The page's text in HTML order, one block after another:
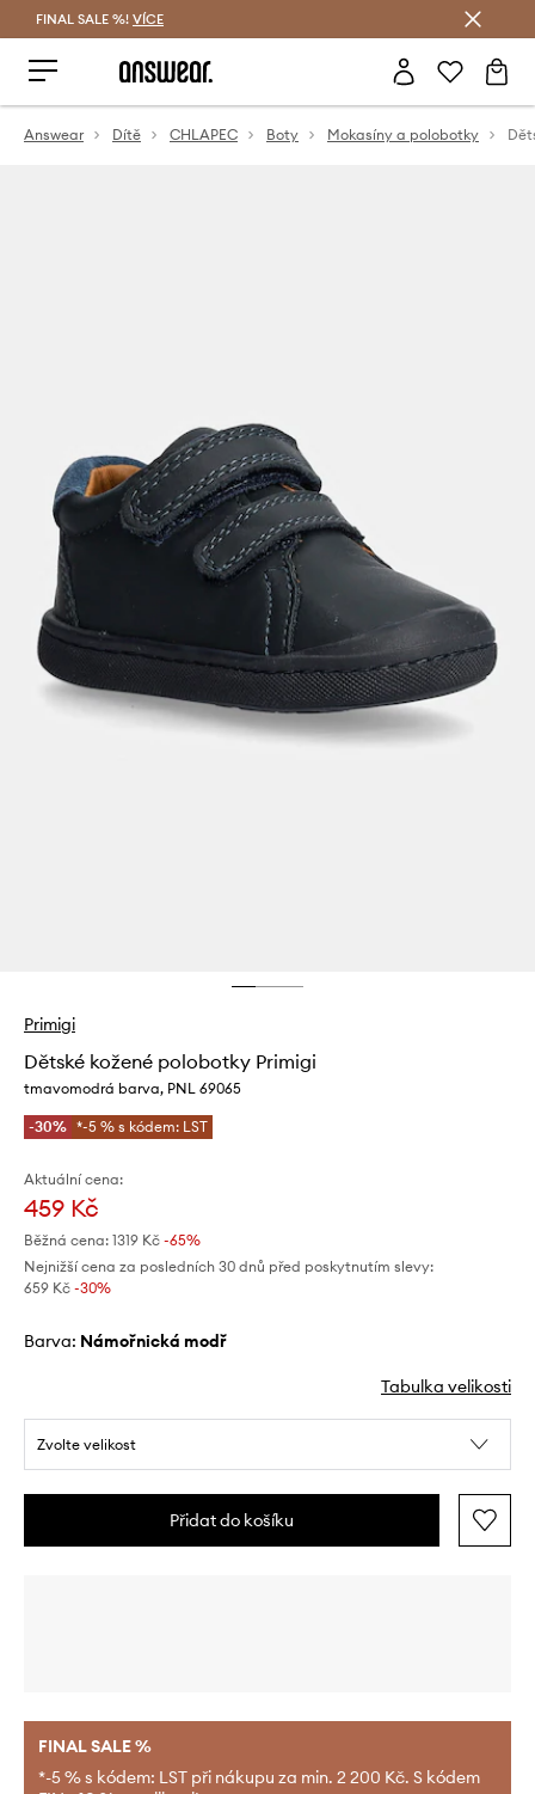
FINAL SALE %! VÍCE
Answear Dítě CHLAPEC Boty Mokasíny a polobotky
Primigi
Dětské kožené polobotky Primigi
tmavomodrá barva, PNL 69065
-30% *-5 % s kódem: LST
Aktuální cena:
459 Kč
Běžná cena: 1319 Kč -65%
Nejnižší cena za posledních 30 dnů před poskytnutím slevy:
659 Kč -30%
Barva: námořnická modř
Tabulka velikosti
Zvolte velikost
Přidat do košíku
FINAL SALE %
*-5 % s kódem: LST při nákupu za min. 2 200 Kč. S kódem